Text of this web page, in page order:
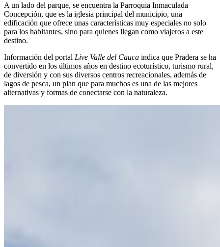
A un lado del parque, se encuentra la Parroquia Inmaculada
Concepción, que es la iglesia principal del municipio, una
edificación que ofrece unas características muy especiales no solo
para los habitantes, sino para quienes llegan como viajeros a este
destino.
Información del portal Live Valle del Cauca indica que Pradera se ha
convertido en los últimos años en destino ecoturístico, turismo rural,
de diversión y con sus diversos centros recreacionales, además de
lagos de pesca, un plan que para muchos es una de las mejores
alternativas y formas de conectarse con la naturaleza.